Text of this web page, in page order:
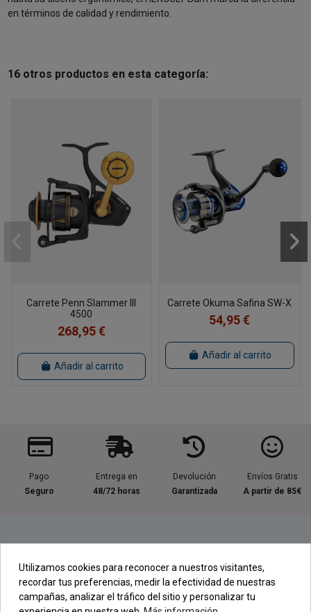
en términos de calidad y rendimiento.
16 otros productos en esta categoría:
Carrete Penn Slammer III
4500
268,95 €
Añadir al carrito
Carrete Okuma Safina SW-X
54,95 €
Añadir al carrito
Pago
Seguro
Entrega en
48/72 horas
Devolución
Garantizada
Envíos Gratis
A partir de 85€
Contacta con nosotros
Utilizamos cookies para reconocer a nuestros visitantes,
recordar tus preferencias, medir la efectividad de nuestras
campañas, analizar el tráfico del sitio y personalizar tu